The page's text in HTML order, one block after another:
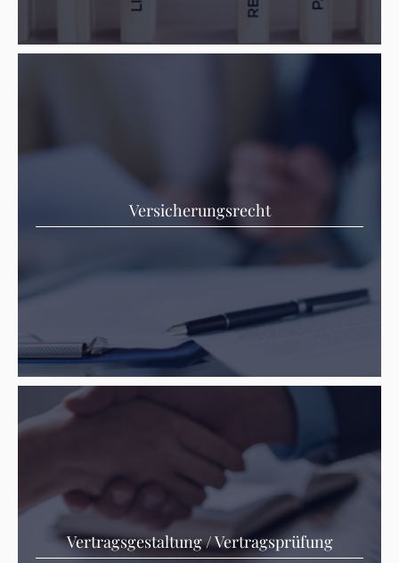
Versicherungsrecht
Vertragsgestaltung / Vertragsprüfung